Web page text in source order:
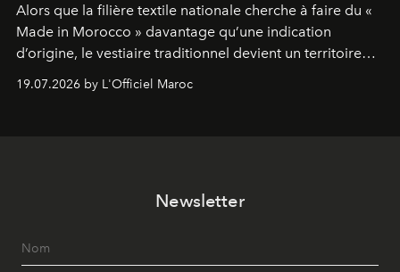
Alors que la filière textile nationale cherche à faire du «
Made in Morocco » davantage qu’une indication
d’origine, le vestiaire traditionnel devient un territoire
révise les proportions et les usages pour l’inscrire dans
19.07.2026 by L'Officiel Maroc
Newsletter